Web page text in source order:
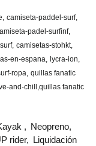
camiseta-paddel-surf
padel-surfinf
camisetas-stohkt
en-espana
lycra-ion
ropa quillas fanatic
and-chill
​quillas fanatic
Neopreno
rider
Liquidación